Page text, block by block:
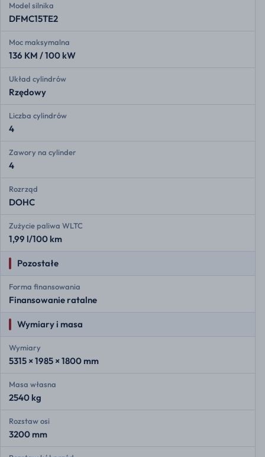
Model silnika
DFMC15TE2
Moc maksymalna
136 KM / 100 kW
Układ cylindrów
Rzędowy
Liczba cylindrów
4
Zawory na cylinder
4
Rozrząd
DOHC
Zużycie paliwa WLTC
1,99 l/100 km
Pozostałe
Forma finansowania
Finansowanie ratalne
Wymiary i masa
Wymiary
5315 × 1985 × 1800 mm
Masa własna
2540 kg
Rozstaw osi
3200 mm